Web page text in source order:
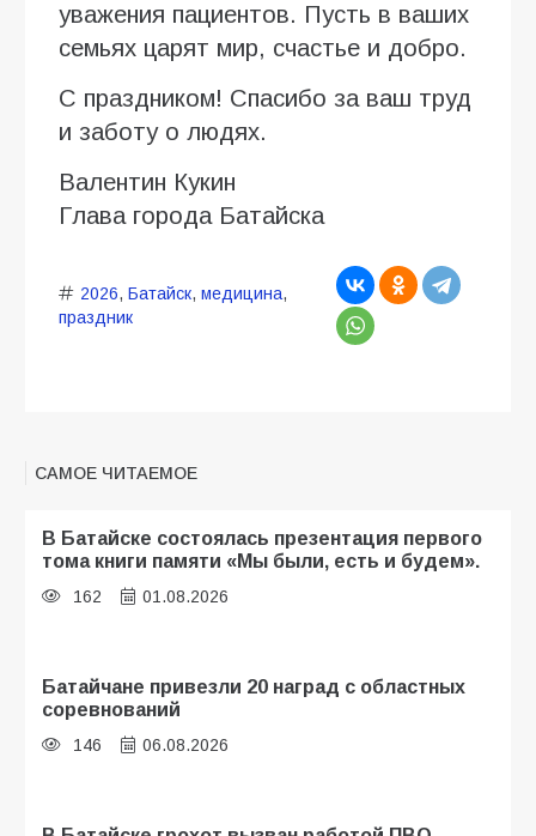
уважения пациентов. Пусть в ваших
семьях царят мир, счастье и добро.
С праздником! Спасибо за ваш труд
и заботу о людях.
Валентин Кукин
Глава города Батайска
2026, Батайск, медицина,
праздник
САМОЕ ЧИТАЕМОЕ
В Батайске состоялась презентация первого
тома книги памяти «Мы были, есть и будем».
162 01.08.2026
Батайчане привезли 20 наград с областных
соревнований
146 06.08.2026